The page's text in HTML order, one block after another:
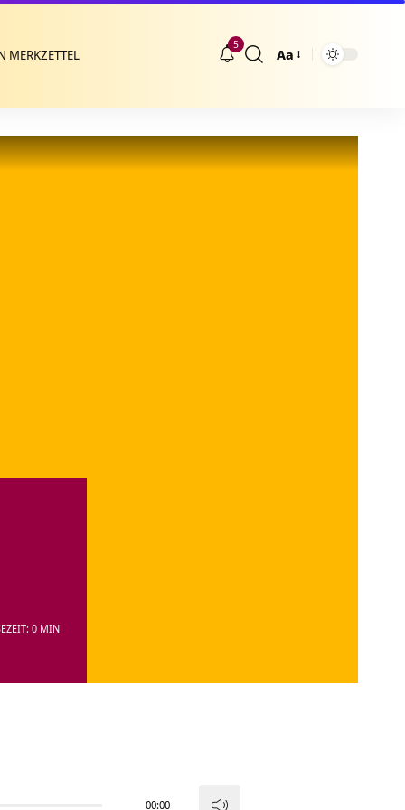
MERKZETTEL
5
Größenänderung
Aa
0 MIN
00:00